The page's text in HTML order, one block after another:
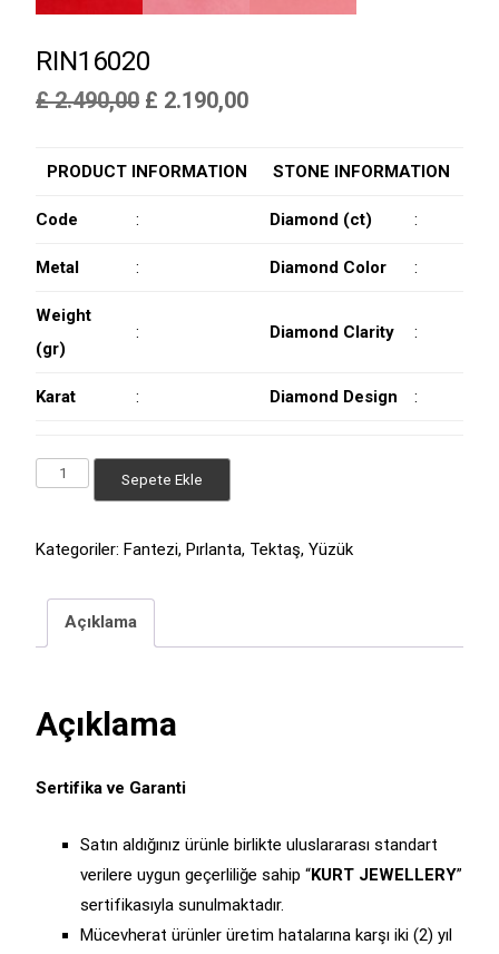
RIN16020
£2.490,00 Orijinal
£ 2.490,00.
£ 2.190,00Şu
fiyat:
£ 2.190,00.
PRODUCT INFORMATION STONE INFORMATION
Code : Diamond (ct) :
Metal : Diamond Color :
Weight
(gr)
: Diamond Clarity :
Karat : Diamond Design :
RIN16020
Sepete Ekle
Kategoriler: Fantezi, Pırlanta, Tektaş, Yüzük
Açıklama
Açıklama
Sertifika ve Garanti
Satın aldığınız ürünle birlikte uluslararası standart
verilere uygun geçerliliğe sahip “KURT JEWELLERY”
sertifikasıyla sunulmaktadır.
Mücevherat ürünler üretim hatalarına karşı iki (2) yıl